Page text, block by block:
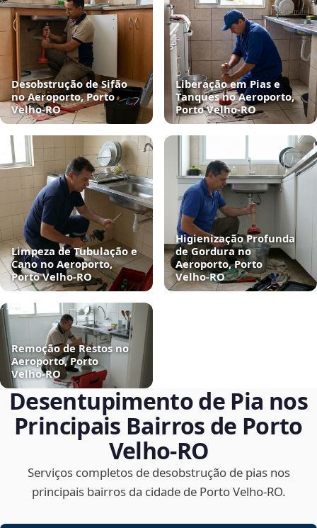
Desobstrução de Sifão
no Aeroporto, Porto
Velho‑RO
Liberação em Pias e
Tanques no Aeroporto,
Porto Velho‑RO
Limpeza de Tubulação e
Cano no Aeroporto,
Porto Velho‑RO
Higienização Profunda
de Gordura no
Aeroporto, Porto
Velho‑RO
Remoção de Restos no
Aeroporto, Porto
Velho‑RO
Desentupimento de Pia nos
Principais Bairros de Porto
Velho‑RO
Serviços completos de desobstrução de pias nos
principais bairros da cidade de Porto Velho‑RO.